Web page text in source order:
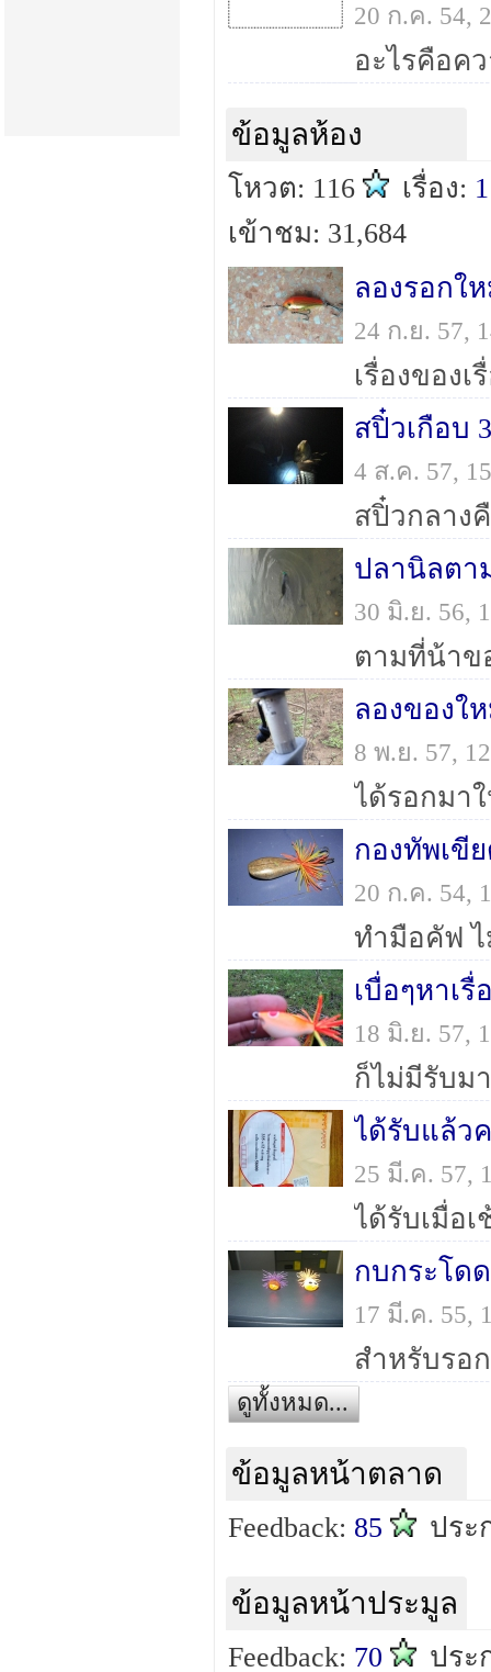
20 ก.ค. 54,
ข้อมูลห้อง
โหวต: 116 เรื่อง:
เข้าชม: 31,684
ลองรอกใ
24 ก.ย. 57,
สปิ๋วเกือบ
4 ส.ค. 57,
ปลานิลตา
30 มิ.ย. 56,
ลองของใ
8 พ.ย. 57,
กองทัพเขี
20 ก.ค. 54,
เบื่อๆหาเรื่
18 มิ.ย. 57,
ได้รับแล้ว
25 มี.ค. 57,
ได้รับเมื่อ
กบกระโด
17 มี.ค. 55,
สำหรับรอ
ดูทั้งหมด...
ข้อมูลหน้าตลาด
Feedback: 85 ประ
ข้อมูลหน้าประมูล
Feedback: 70 ประ